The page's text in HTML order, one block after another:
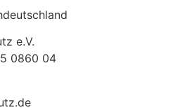
e.V.
0860 04